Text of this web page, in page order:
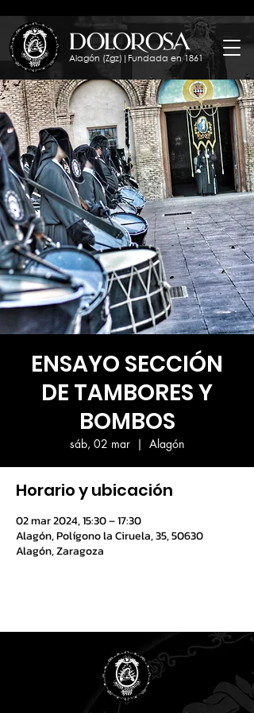
Alagón (Zgz)|Fundada en 1861
dolorosa
ENSAYO SECCIÓN
DE TAMBORES Y
BOMBOS
sáb, 02 mar
  |
Alagón
Horario y ubicación
02 mar 2024, 15:30 – 17:30
Alagón, Polígono la Ciruela, 35, 50630
Alagón, Zaragoza